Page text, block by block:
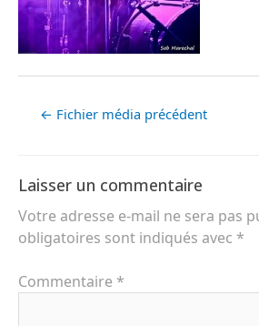
← Fichier média précédent
Laisser un commentaire
Votre adresse e-mail ne sera pas
obligatoires sont indiqués avec *
Commentaire *